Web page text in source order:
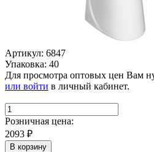
Артикул: 6847
Упаковка: 40
Для просмотра оптовых цен Вам
или войти в личный кабинет.
Розничная цена:
2093 ₽
В корзину